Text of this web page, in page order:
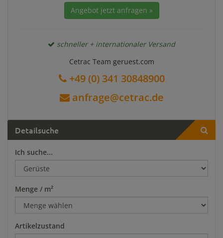
Angebot jetzt anfragen »
schneller + internationaler Versand
Cetrac Team geruest.com
+49 (0) 341 30848900
anfrage@cetrac.de
Detailsuche
Ich suche...
Menge / m²
Artikelzustand